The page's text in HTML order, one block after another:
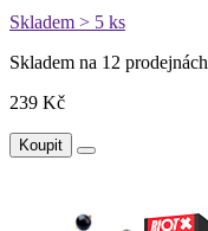
Skladem > 5 ks
Skladem na 12 prodejnách
239 Kč
Koupit